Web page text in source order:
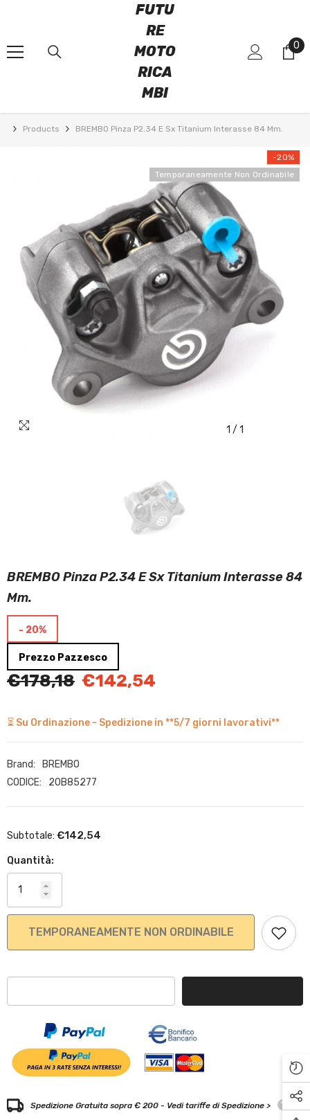
FUTU
RE
MOTO
RICA
MBI
0
0
Products BREMBO Pinza P2.34 E Sx Titanium Interasse 84 Mm.
-20%
Temporaneamente Non Ordinabile
1 / 1
BREMBO Pinza P2.34 E Sx Titanium Interasse 84
Mm.
- 20%
Prezzo Pazzesco
€178,18 €142,54
⏳ Su Ordinazione - Spedizione in **5/7 giorni lavorativi**
Brand:
BREMBO
CODICE:
20B85277
Subtotale: €142,54
Quantità:
TEMPORANEAMENTE NON ORDINABILE
Spedizione Gratuita sopra € 200 - Vedi tariffe di Spedizione >